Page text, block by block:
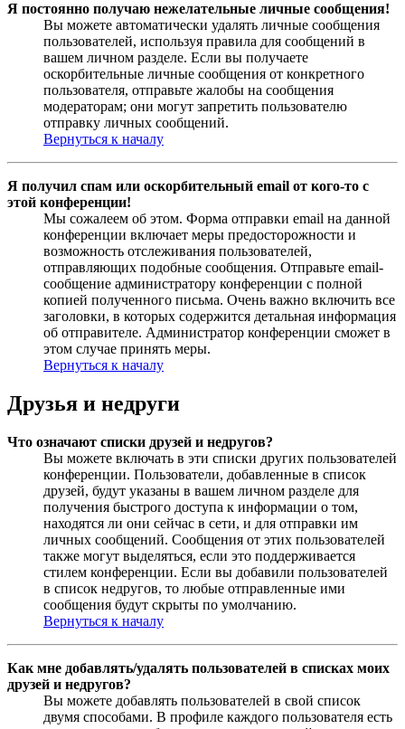
Я постоянно получаю нежелательные личные сообщения!
Вы можете автоматически удалять личные сообщения
пользователей, используя правила для сообщений в
вашем личном разделе. Если вы получаете
оскорбительные личные сообщения от конкретного
пользователя, отправьте жалобы на сообщения
модераторам; они могут запретить пользователю
отправку личных сообщений.
Вернуться к началу
Я получил спам или оскорбительный email от кого-то с
этой конференции!
Мы сожалеем об этом. Форма отправки email на данной
конференции включает меры предосторожности и
возможность отслеживания пользователей,
отправляющих подобные сообщения. Отправьте email-
сообщение администратору конференции с полной
копией полученного письма. Очень важно включить все
заголовки, в которых содержится детальная информация
об отправителе. Администратор конференции сможет в
этом случае принять меры.
Вернуться к началу
Друзья и недруги
Что означают списки друзей и недругов?
Вы можете включать в эти списки других пользователей
конференции. Пользователи, добавленные в список
друзей, будут указаны в вашем личном разделе для
получения быстрого доступа к информации о том,
находятся ли они сейчас в сети, и для отправки им
личных сообщений. Сообщения от этих пользователей
также могут выделяться, если это поддерживается
стилем конференции. Если вы добавили пользователей
в список недругов, то любые отправленные ими
сообщения будут скрыты по умолчанию.
Вернуться к началу
Как мне добавлять/удалять пользователей в списках моих
друзей и недругов?
Вы можете добавлять пользователей в свой список
двумя способами. В профиле каждого пользователя есть